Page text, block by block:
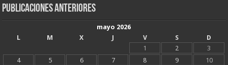
Publicaciones Anteriores
mayo 2026
L
M X J V S
D
1
2
3
4
5 6 7 8 9
10